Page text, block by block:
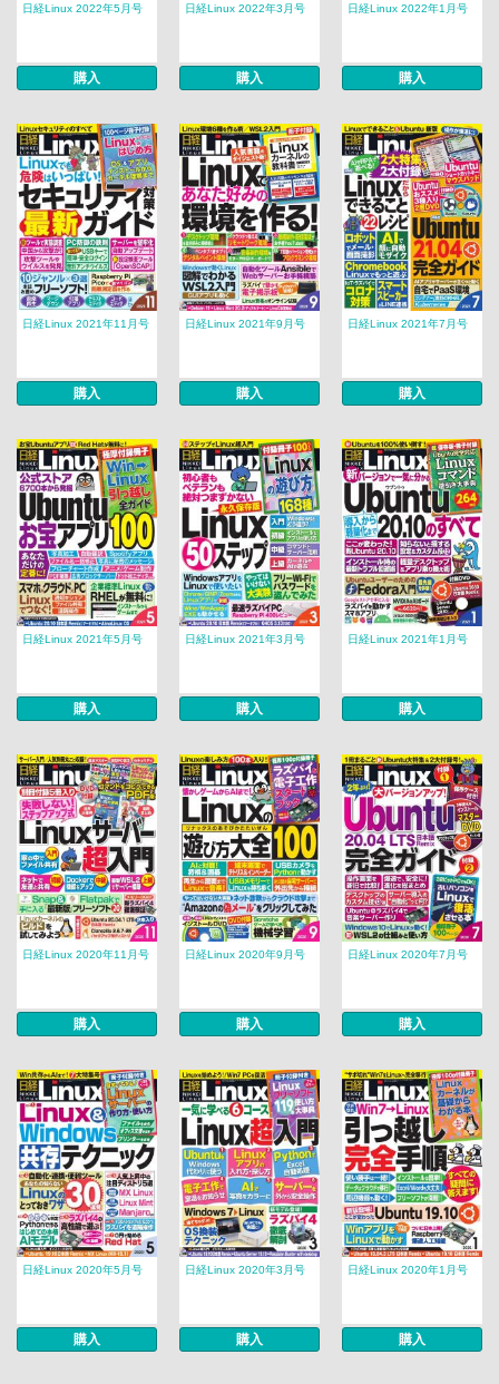
日経Linux 2022年5月号
購入
日経Linux 2022年3月号
購入
日経Linux 2022年1月号
購入
日経Linux 2021年11月号
購入
日経Linux 2021年9月号
購入
日経Linux 2021年7月号
購入
日経Linux 2021年5月号
購入
日経Linux 2021年3月号
購入
日経Linux 2021年1月号
購入
日経Linux 2020年11月号
購入
日経Linux 2020年9月号
購入
日経Linux 2020年7月号
購入
日経Linux 2020年5月号
購入
日経Linux 2020年3月号
購入
日経Linux 2020年1月号
購入